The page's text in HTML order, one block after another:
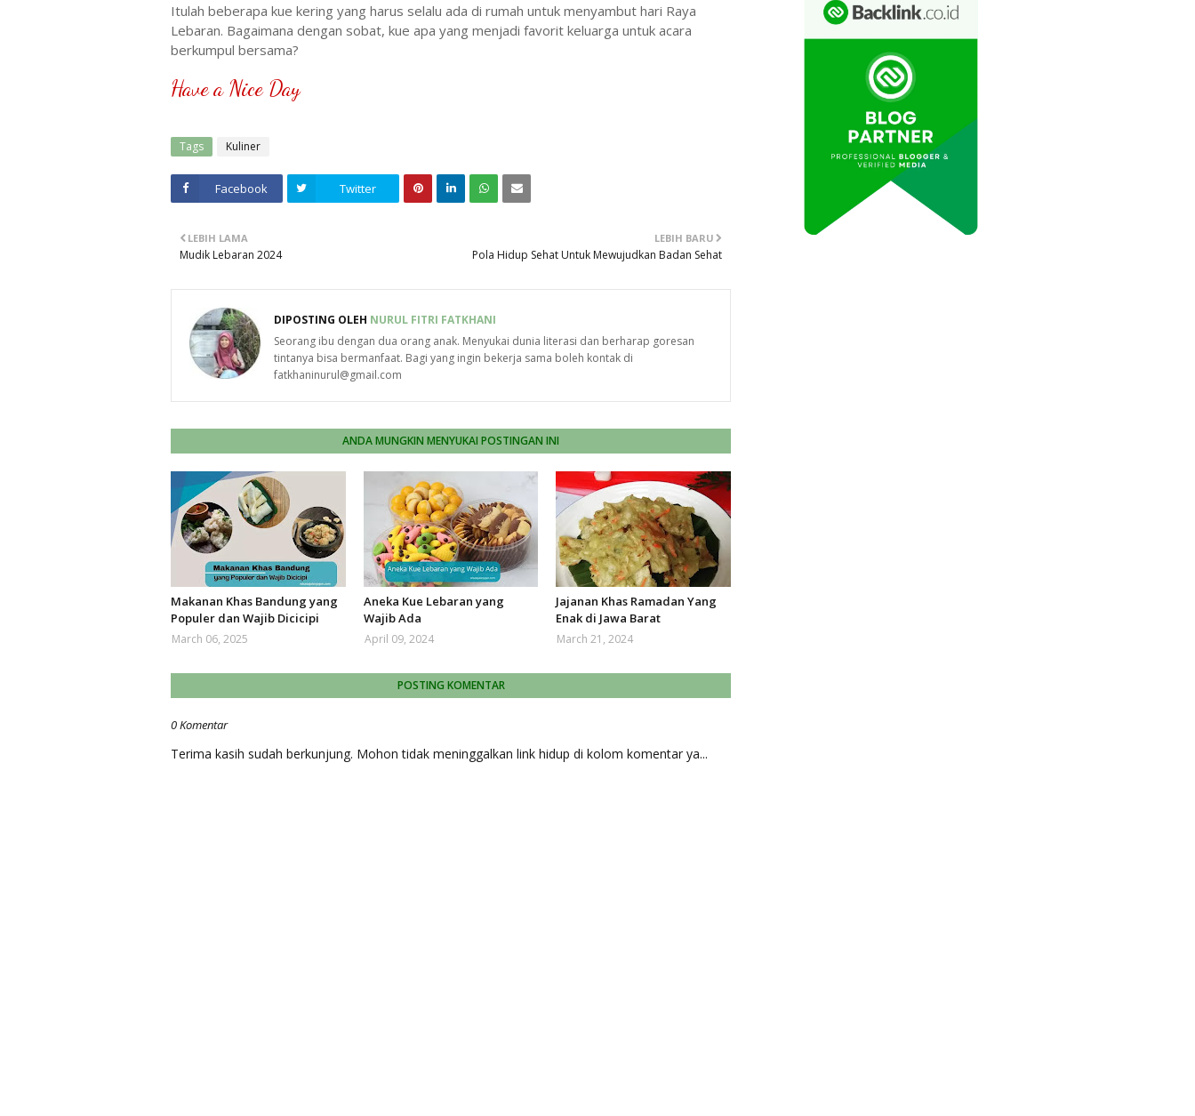
Itulah beberapa kue kering yang harus selalu ada di rumah untuk menyambut hari Raya
Lebaran. Bagaimana dengan sobat, kue apa yang menjadi favorit keluarga untuk acara
berkumpul bersama?
Have a Nice Day
Tags Kuliner
Facebook Twitter
LEBIH BARU
Pola Hidup Sehat Untuk Mewujudkan Badan Sehat
LEBIH LAMA
Mudik Lebaran 2024
DIPOSTING OLEH NURUL FITRI FATKHANI
Seorang ibu dengan dua orang anak. Menyukai dunia literasi dan berharap goresan
tintanya bisa bermanfaat. Bagi yang ingin bekerja sama boleh kontak di
fatkhaninurul@gmail.com
ANDA MUNGKIN MENYUKAI POSTINGAN INI
Makanan Khas Bandung yang
Populer dan Wajib Dicicipi
March 06, 2025
Aneka Kue Lebaran yang
Wajib Ada
April 09, 2024
Jajanan Khas Ramadan Yang
Enak di Jawa Barat
March 21, 2024
POSTING KOMENTAR
0 Komentar
Terima kasih sudah berkunjung. Mohon tidak meninggalkan link hidup di kolom komentar ya...